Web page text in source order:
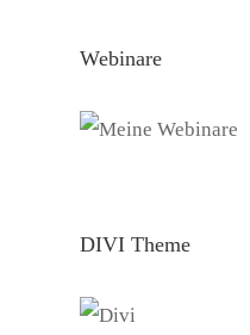
Webinare
DIVI Theme